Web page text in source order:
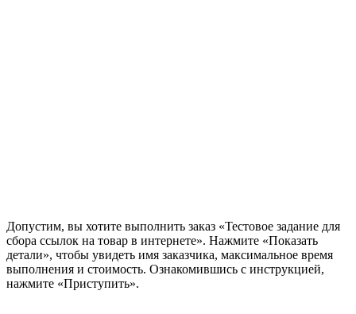
Допустим, вы хотите выполнить заказ «Тестовое задание для
сбора ссылок на товар в интернете». Нажмите «Показать
детали», чтобы увидеть имя заказчика, максимальное время
выполнения и стоимость. Ознакомившись с инструкцией,
нажмите «Приступить».